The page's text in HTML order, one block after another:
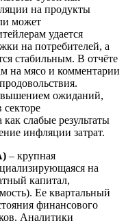
на продукты
может
удается
на потребителей, а
стабильным. В отчёте
на мясо и комментарии
ожиданий,
секторе
как слабые результаты
инфляции затрат.
– крупная
на
капитал,
Ее квартальный
финансового
Аналитики